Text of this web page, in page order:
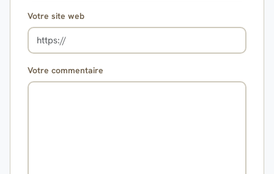
Votre site web
Votre commentaire